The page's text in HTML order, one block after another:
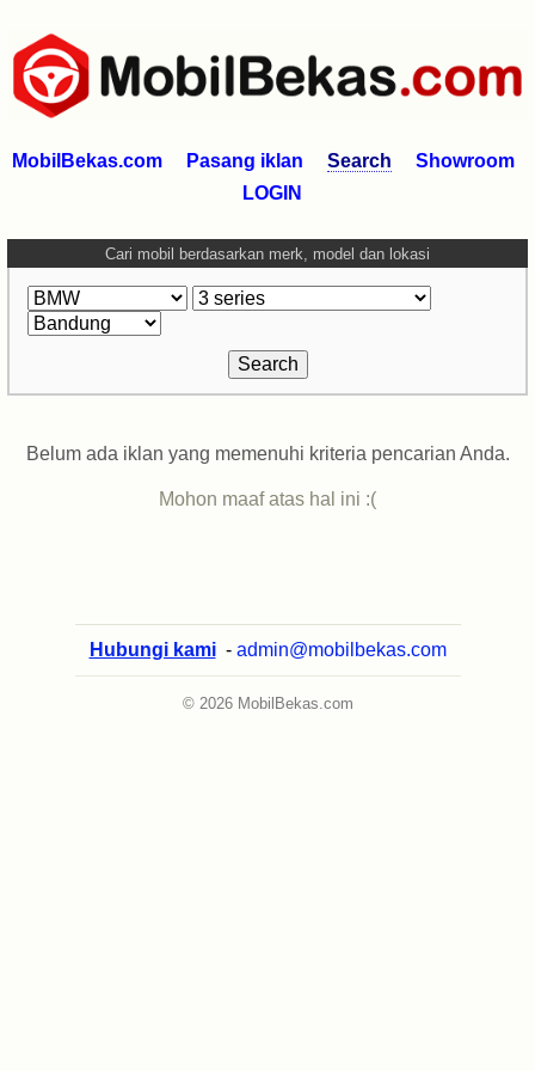
MobilBekas.com Pasang iklan Search
Showroom
LOGIN
Cari mobil berdasarkan merk, model dan lokasi
Belum ada iklan yang memenuhi kriteria pencarian Anda.
Mohon maaf atas hal ini :(
Hubungi kami - admin@mobilbekas.com
© 2026 MobilBekas.com